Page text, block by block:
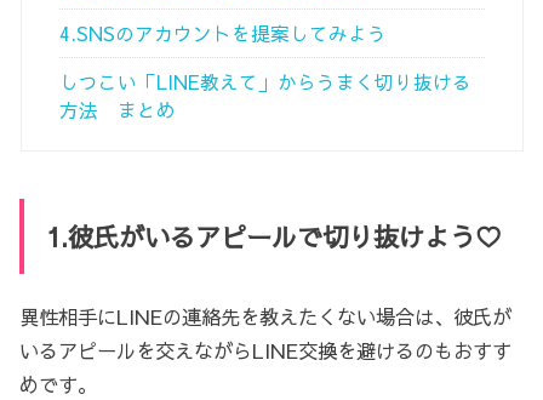
4.SNSのアカウントを提案してみよう
しつこい「LINE教えて」からうまく切り抜ける
方法 まとめ
1.彼氏がいるアピールで切り抜けよう♡
異性相手にLINEの連絡先を教えたくない場合は、彼氏が
いるアピールを交えながらLINE交換を避けるのもおすす
めです。